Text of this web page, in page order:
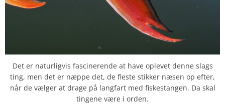
Det er naturligvis fascinerende at have oplevet denne slags
ting, men det er næppe det, de fleste stikker næsen op efter,
når de vælger at drage på langfart med fiskestangen. Da skal
tingene være i orden.